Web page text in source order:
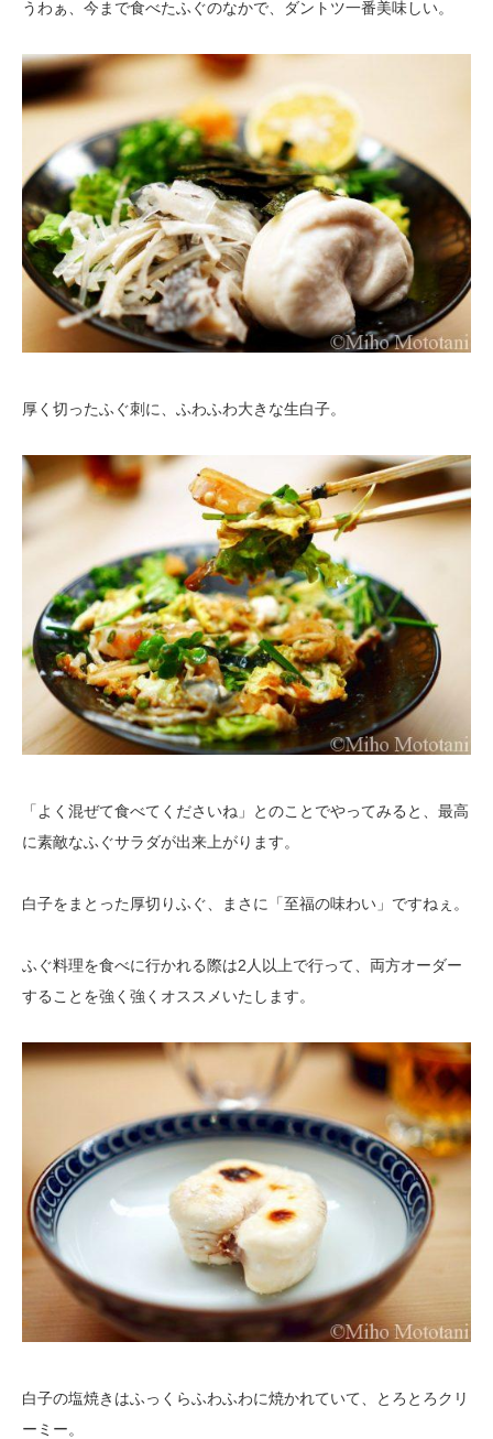
うわぁ、今まで食べたふぐのなかで、ダントツ一番美味しい。
厚く切ったふぐ刺に、ふわふわ大きな生白子。
「よく混ぜて食べてくださいね」とのことでやってみると、最高
に素敵なふぐサラダが出来上がります。
白子をまとった厚切りふぐ、まさに「至福の味わい」ですねぇ。
ふぐ料理を食べに行かれる際は2人以上で行って、両方オーダー
することを強く強くオススメいたします。
白子の塩焼きはふっくらふわふわに焼かれていて、とろとろクリ
ーミー。